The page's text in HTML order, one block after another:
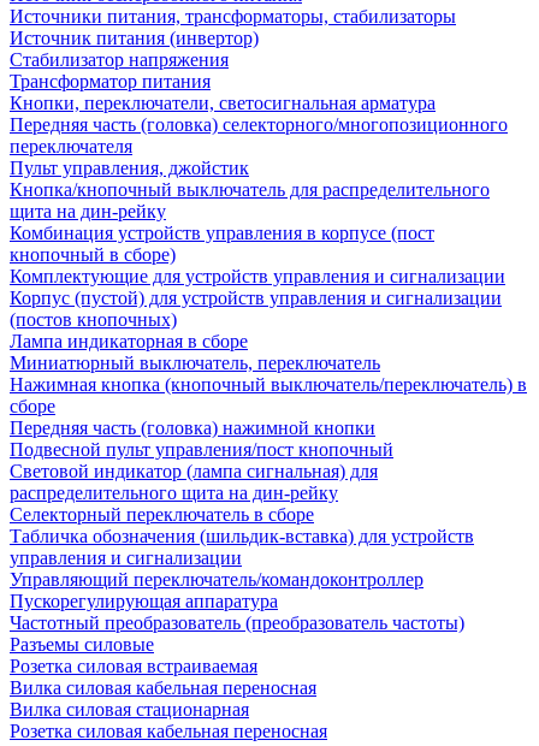
Источники питания, трансформаторы, стабилизаторы
Источник питания (инвертор)
Стабилизатор напряжения
Трансформатор питания
Кнопки, переключатели, светосигнальная арматура
Передняя часть (головка) селекторного/многопозиционного
переключателя
Пульт управления, джойстик
Кнопка/кнопочный выключатель для распределительного
щита на дин-рейку
Комбинация устройств управления в корпусе (пост
кнопочный в сборе)
Комплектующие для устройств управления и сигнализации
Корпус (пустой) для устройств управления и сигнализации
(постов кнопочных)
Лампа индикаторная в сборе
Миниатюрный выключатель, переключатель
Нажимная кнопка (кнопочный выключатель/переключатель) в
сборе
Передняя часть (головка) нажимной кнопки
Подвесной пульт управления/пост кнопочный
Световой индикатор (лампа сигнальная) для
распределительного щита на дин-рейку
Селекторный переключатель в сборе
Табличка обозначения (шильдик-вставка) для устройств
управления и сигнализации
Управляющий переключатель/командоконтроллер
Пускорегулирующая аппаратура
Частотный преобразователь (преобразователь частоты)
Разъемы силовые
Розетка силовая встраиваемая
Вилка силовая кабельная переносная
Вилка силовая стационарная
Розетка силовая кабельная переносная